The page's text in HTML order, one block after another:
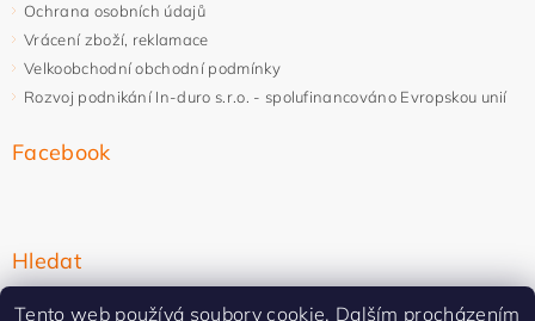
Ochrana osobních údajů
Vrácení zboží, reklamace
Velkoobchodní obchodní podmínky
Rozvoj podnikání In-duro s.r.o. - spolufinancováno Evropskou unií
Facebook
Hledat
Tento web používá soubory cookie. Dalším procházením